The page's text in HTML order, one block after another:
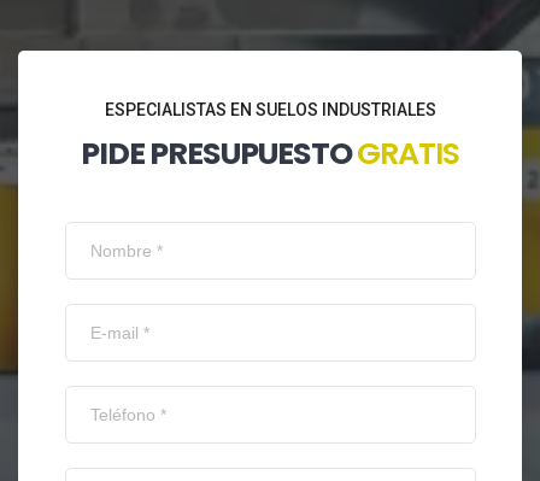
ESPECIALISTAS EN SUELOS INDUSTRIALES
PIDE PRESUPUESTOGRATIS